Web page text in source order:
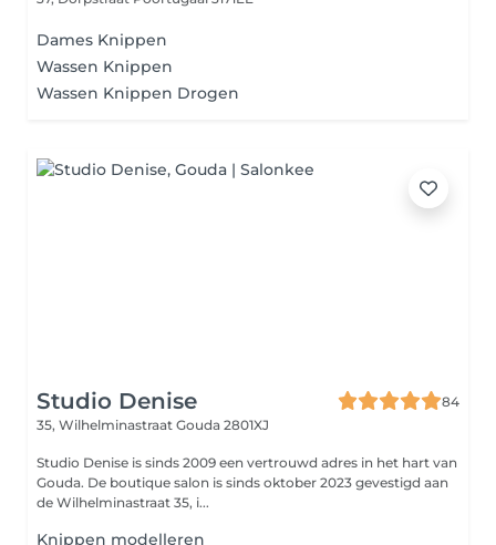
Dames Knippen
Wassen Knippen
Wassen Knippen Drogen
Studio Denise
84
35, Wilhelminastraat Gouda 2801XJ
Studio Denise is sinds 2009 een vertrouwd adres in het hart van
Gouda. De boutique salon is sinds oktober 2023 gevestigd aan
de Wilhelminastraat 35, i...
Knippen modelleren